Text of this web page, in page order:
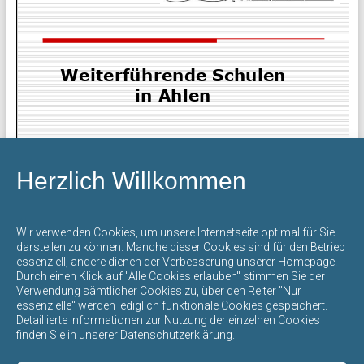
Herzlich Willkommen
Wir verwenden Cookies, um unsere Internetseite optimal für Sie
darstellen zu können. Manche dieser Cookies sind für den Betrieb
essenziell, andere dienen der Verbesserung unserer Homepage.
Durch einen Klick auf "Alle Cookies erlauben" stimmen Sie der
Verwendung sämtlicher Cookies zu, über den Reiter "Nur
essenzielle" werden lediglich funktionale Cookies gespeichert.
Detaillierte Informationen zur Nutzung der einzelnen Cookies
finden Sie in unserer Datenschutzerklärung.
mit
offenem
Ganztag
steht
für
eine
umfassende
und
Erziehung
die
gegenseitige
Achtung
der
verschiedenen
Kulturen,
Die Präsentation können Sie sich über den folgenden
Link als PDF-Datei herunterladen bzw. ausdrucken:
Download starten